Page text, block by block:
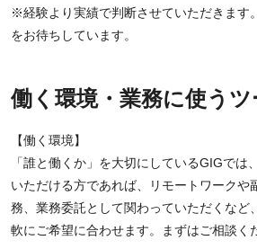
※経験より実績で判断させていただきます
をお待ちしています。
働く環境・業務に使うツ
【働く環境】
「誰と働くか」を大切にしているGIGでは
いただける方であれば、リモートワークや
務、業務委託として関わっていただくなど
軟にご希望に合わせます。まずはご相談く